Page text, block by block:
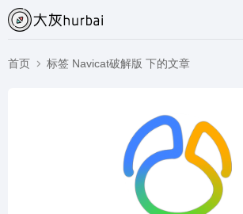
首页 标签 Navicat破解版 下的文章